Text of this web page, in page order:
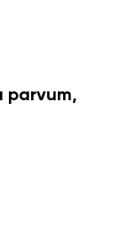
parvum,